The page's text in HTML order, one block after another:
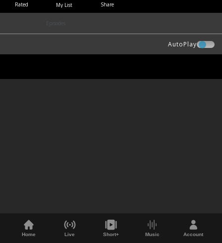
Rated My List Share
Episodes
AutoPlay
Home Live Short+ Music Account